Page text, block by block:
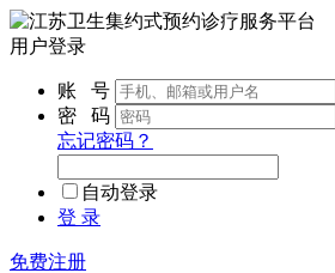
用户登录
账 号
密 码
忘记密码？
自动登录
登 录
免费注册